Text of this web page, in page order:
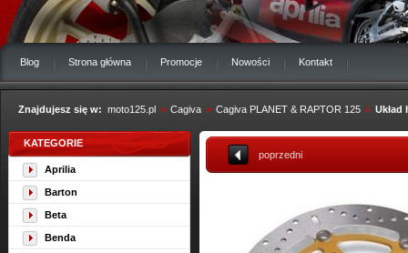
Blog Strona główna Promocje Nowości Kontakt
Znajdujesz się w: moto125.pl » Cagiva » Cagiva PLANET & RAPTOR 125 » Układ
KATEGORIE
Aprilia
Barton
Beta
Benda
poprzedni